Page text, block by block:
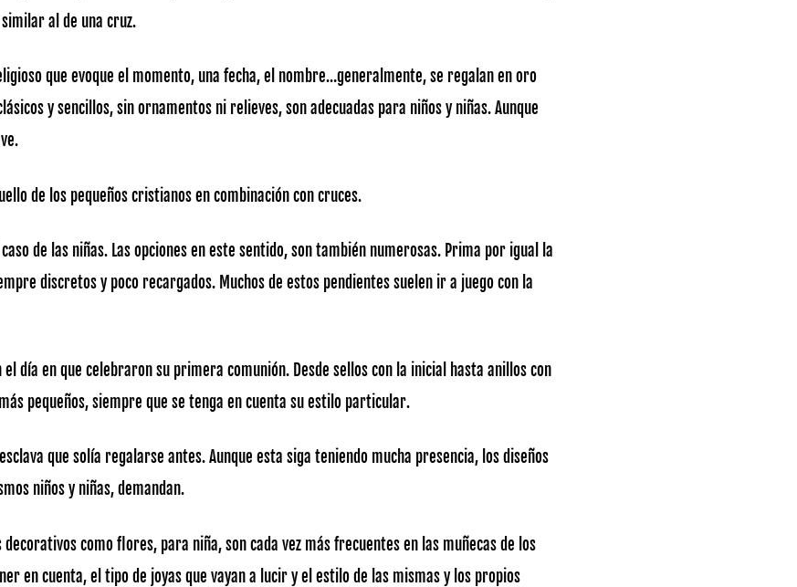
al de una cruz.
que evoque el momento, una fecha, el nombre…generalmente, se regalan en oro
y sencillos, sin ornamentos ni relieves, son adecuadas para niños y niñas. Aunque
de los pequeños cristianos en combinación con cruces.
de las niñas. Las opciones en este sentido, son también numerosas. Prima por igual la
discretos y poco recargados. Muchos de estos pendientes suelen ir a juego con la
día en que celebraron su primera comunión. Desde sellos con la inicial hasta anillos con
pequeños, siempre que se tenga en cuenta su estilo particular.
que solía regalarse antes. Aunque esta siga teniendo mucha presencia, los diseños
niños y niñas, demandan.
como flores, para niña, son cada vez más frecuentes en las muñecas de los
en cuenta, el tipo de joyas que vayan a lucir y el estilo de las mismas y los propios